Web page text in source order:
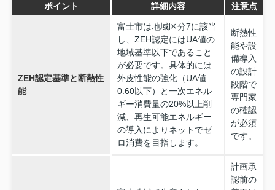
ポイント 詳細内容 注意点
ZEH認定基準と断熱性
能
富士市は地域区分7に該当
し、ZEH認定にはUA値の
地域基準以下であること
が必要です。具体的には
外皮性能の強化（UA値
0.60以下）と一次エネル
ギー消費量の20%以上削
減、再生可能エネルギー
の導入によりネットでゼ
ロ消費を目指します。
断熱性
能や設
備導入
の設計
段階で
専門家
の確認
が必須
です。
計画承
認前の